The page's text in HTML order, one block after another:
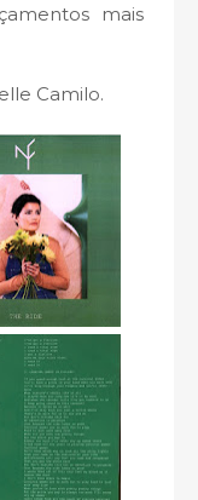
mais
Camilo.